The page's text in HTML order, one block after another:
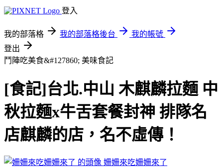
登入
我的部落格 我的部落格後台
我的帳號
登出
鬥陣吃美食&#127860; 美味食記
[食記]台北.中山 木麒麟拉麵 中
秋拉麵x牛舌套餐封神 排隊名
店麒麟的店，名不虛傳！
姍姍來吃姍姍來了